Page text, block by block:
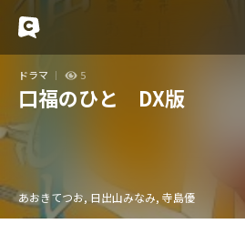
ドラマ 5
口福のひと DX版
あおきてつお, 日出山みなみ, 寺島優